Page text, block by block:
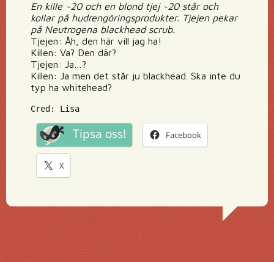
En kille ~20 och en blond tjej ~20 står och
kollar på hudrengöringsprodukter. Tjejen pekar
på Neutrogena blackhead scrub.
Tjejen: Åh, den här vill jag ha!
Killen: Va? Den där?
Tjejen: Ja…?
Killen: Ja men det står ju blackhead. Ska inte du
typ ha whitehead?
Cred: Lisa
Tipsa oss! Facebook
X